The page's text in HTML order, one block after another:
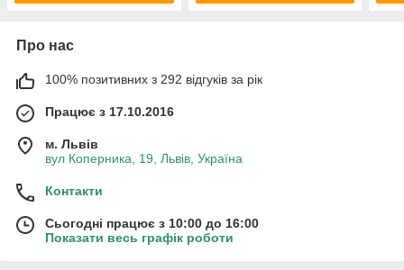
Про нас
100% позитивних з 292 відгуків за рік
Працює з 17.10.2016
м. Львів
вул Коперника, 19, Львів, Україна
Контакти
Сьогодні працює з 10:00 до 16:00
Показати весь графік роботи